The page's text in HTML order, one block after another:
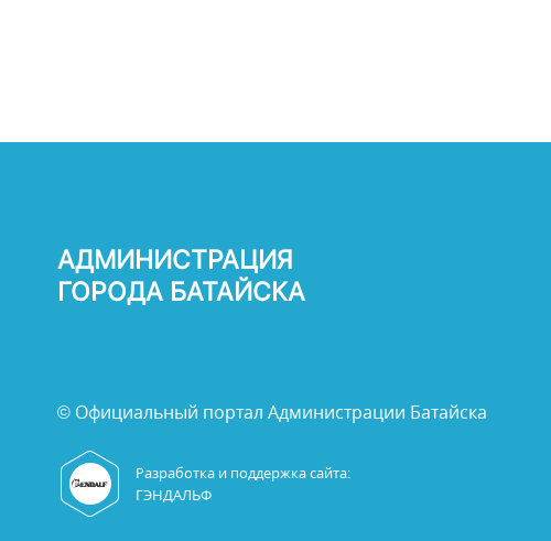
АДМИНИСТРАЦИЯ
ГОРОДА БАТАЙСКА
© Официальный портал Администрации Батайска
Разработка и поддержка сайта:
ГЭНДАЛЬФ